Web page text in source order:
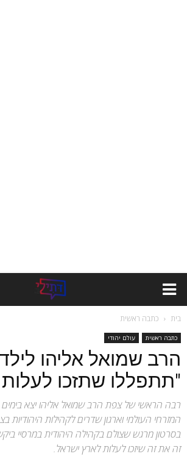
בית כתבה ראשית
כתבה ראשית עולם יהודי
הרב שמואל אליהו
"תתפללו שתזכו
רבה הראשי של צפת הרב שמואל אליהו יצא
המזרחי העולמי וארגון שדרים לקהילות היהודיות
בסרטון מרגש שצולם בקהילה היהודית במרסיי
זה את זה שיזכו לעלות לארץ ישראל.